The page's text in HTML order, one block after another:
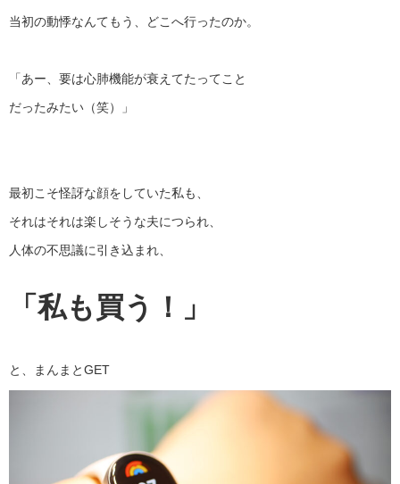
当初の動悸なんてもう、どこへ行ったのか。
「あー、要は心肺機能が衰えてたってこと
だったみたい（笑）」
最初こそ怪訝な顔をしていた私も、
それはそれは楽しそうな夫につられ、
人体の不思議に引き込まれ、
「私も買う！」
と、まんまとGET